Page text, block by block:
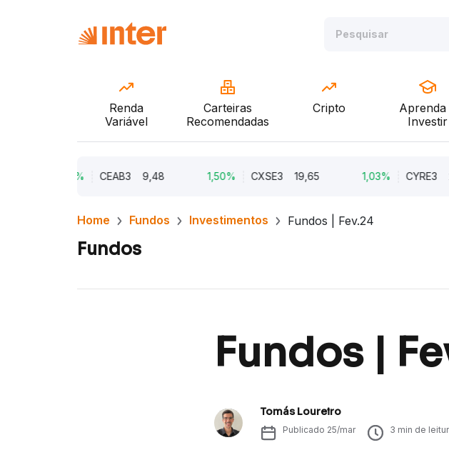
Renda
Variável
Carteiras
Recomendadas
Cripto
Aprenda
Investir
CEAB3 9,48 1,50% CXSE3 19,65 1,03% CYRE3
Home Fundos Investimentos Fundos | Fev.24
Fundos
Fundos |
Tomás Loureiro
Publicado 25/mar 3 min de